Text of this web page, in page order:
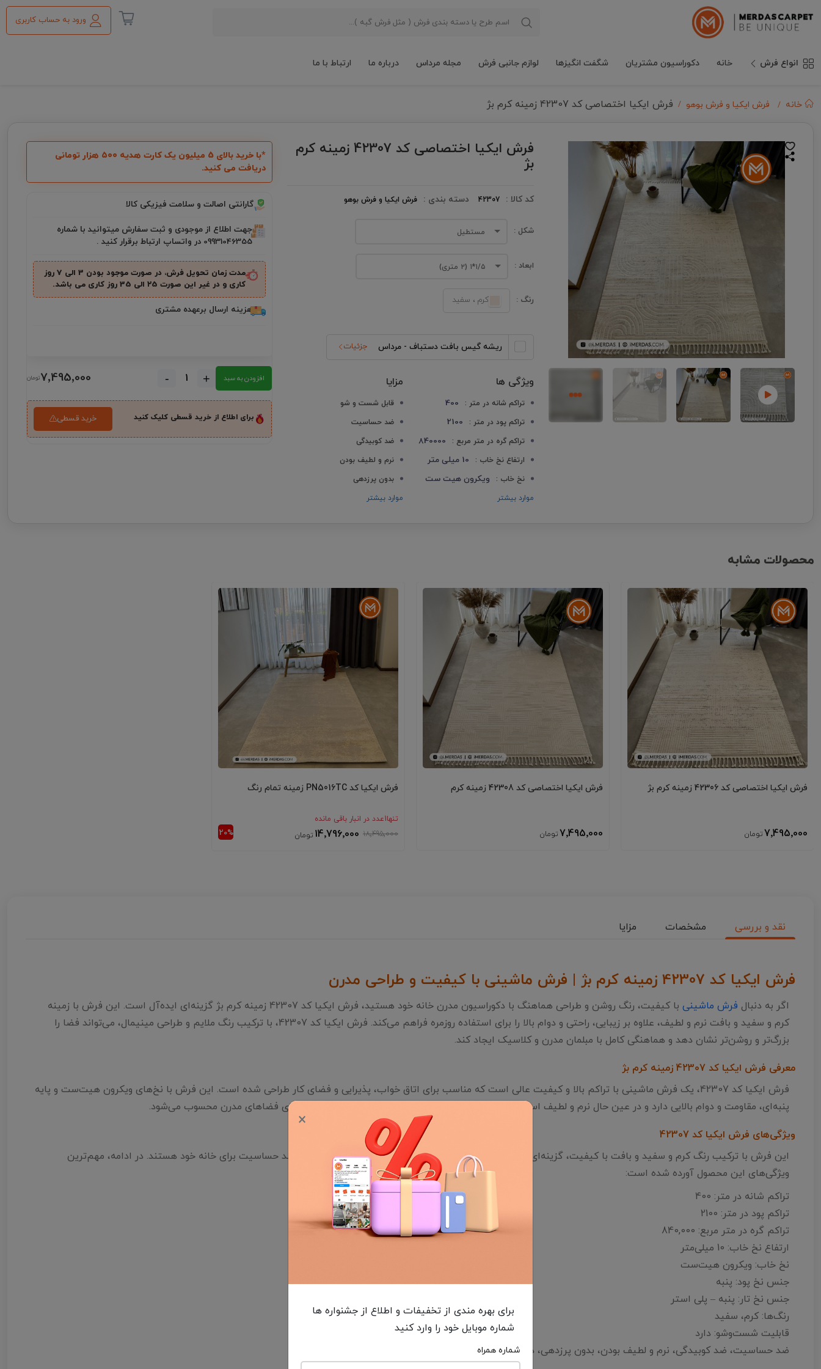
ورود به حساب کاربری
انواع فرش خانه دکوراسیون مشتریان شگفت انگیزها لوازم جانبی فرش مجله مرداس درباره ما ارتباط با ما
خانه فرش ایکیا و فرش بوهو فرش ایکیا اختصاصی کد 42307 زمینه کرم بژ
فرش ایکیا اختصاصی کد 42307 زمینه کرم
بژ
کد کالا : 42307 دسته بندی : فرش ایکیا و فرش بوهو
شکل : مستطیل
ابعاد : ۱/۵*۱ (۲ متری)
رنگ : کرم ، سفید
ریشه گیس بافت دستباف - مرداس جزئیات
ویژگی ها
تراکم شانه در متر : 400
تراکم پود در متر : 2100
تراکم گره در متر مربع : 840000
ارتفاع نخ خاب : 10 میلی متر
نخ خاب : ویکرون هیت ست
موارد بیشتر
مزایا
قابل شست و شو
ضد حساسیت
ضد کوبیدگی
نرم و لطیف بودن
بدون پرزدهی
موارد بیشتر
*با خرید بالای 5 میلیون یک کارت هدیه ۵۰۰ هزار تومانی
دریافت می کنید.
گارانتی اصالت و سلامت فیزیکی کالا
جهت اطلاع از موجودی و ثبت سفارش میتوانید با شماره
09931046355 در واتساپ ارتباط برقرار کنید .
مدت زمان تحویل فرش، در صورت موجود بودن 3 الی 7 روز
کاری و در غیر این صورت ۲5 الی 35 روز کاری می باشد.
هزینه ارسال برعهده مشتری
افزودن به سبد - + 7٬495٬000
برای اطلاع از خرید قسطی کلیک کنید خرید قسطی
محصولات مشابه
فرش ایکیا اختصاصی کد 42306 زمینه کرم بژ
7٬495٬000
فرش ایکیا اختصاصی کد 42308 زمینه کرم
7٬495٬000
فرش ایکیا کد PN5016TC زمینه تمام رنگ
تنها1عدد در انبار باقی مانده
18٬495٬000 14٬796٬000
نقد و بررسی مشخصات مزایا
فرش ایکیا کد 42307 زمینه کرم بژ | فرش ماشینی با کیفیت و طراحی مدرن
اگر به دنبال فرش ماشینی
با کیفیت، رنگ روشن و طراحی هماهنگ با دکوراسیون مدرن خانه خود هستید، فرش ایکیا کد 42307 زمینه کرم بژ گزینه‌ای ایده‌آل است. این فرش با زمینه
کرم و سفید و بافت نرم و لطیف، علاوه بر زیبایی، راحتی و دوام بالا را برای استفاده روزمره فراهم می‌کند. فرش ایکیا کد 42307، با ترکیب رنگ ملایم و طراحی مینیمال، می‌تواند فضا را
بزرگ‌تر و روشن‌تر نشان دهد و هماهنگی کامل با مبلمان مدرن و کلاسیک ایجاد کند.
معرفی فرش ایکیا کد 42307 زمینه کرم بژ
فرش ایکیا کد 42307، یک فرش ماشینی با تراکم بالا و کیفیت عالی است که مناسب برای اتاق خواب، پذیرایی و فضای کار طراحی شده است. این فرش با نخ‌های ویکرون هیت‌ست و پایه
پنبه‌ای، مقاومت و دوام بالایی دارد و در عین حال نرم و لطیف است. زمینه کرم‑سفید آن، انتخابی مینیمال و آرامش‌بخش برای فضاهای مدرن محسوب می‌شود.
ویژگی‌های فرش ایکیا کد 42307
این فرش با ترکیب رنگ کرم و سفید و بافت با کیفیت، گزینه‌ای ایده‌آل برای کسانی است که به دنبال فرشی نرم، مقاوم و ضد حساسیت برای خانه خود هستند. در ادامه، مهم‌ترین
ویژگی‌های این محصول آورده شده است:
تراکم شانه در متر: 400
تراکم پود در متر: 2100
تراکم گره در متر مربع: 840,000
ارتفاع نخ خاب: 10 میلی‌متر
نخ خاب: ویکرون هیت‌ست
جنس نخ پود: پنبه
جنس نخ تار: پنبه – پلی استر
رنگ‌ها: کرم، سفید
قابلیت شست‌وشو: دارد
ضد حساسیت، ضد کوبیدگی، نرم و لطیف بودن، بدون پرزدهی، دارای مقاومت بالا
×
برای بهره مندی از تخفیفات و اطلاع از جشنواره ها
شماره موبایل خود را وارد کنید
شماره همراه